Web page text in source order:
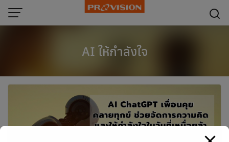
Skip
AI ให้กำลังใจ
modal-check